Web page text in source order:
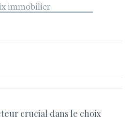
crucial dans le choix